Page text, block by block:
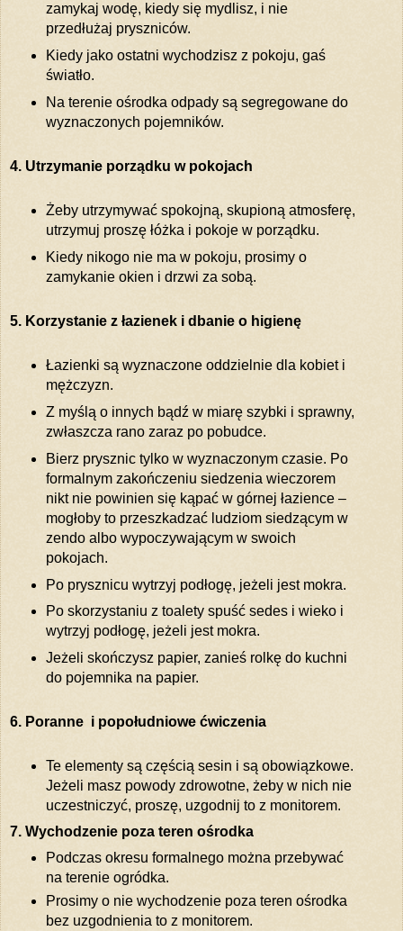
zamykaj wodę, kiedy się mydlisz, i nie
przedłużaj pryszniców.
Kiedy jako ostatni wychodzisz z pokoju, gaś
światło.
Na terenie ośrodka odpady są segregowane do
wyznaczonych pojemników.
4. Utrzymanie porządku w pokojach
Żeby utrzymywać spokojną, skupioną atmosferę,
utrzymuj proszę łóżka i pokoje w porządku.
Kiedy nikogo nie ma w pokoju, prosimy o
zamykanie okien i drzwi za sobą.
5. Korzystanie z łazienek i dbanie o higienę
Łazienki są wyznaczone oddzielnie dla kobiet i
mężczyzn.
Z myślą o innych bądź w miarę szybki i sprawny,
zwłaszcza rano zaraz po pobudce.
Bierz prysznic tylko w wyznaczonym czasie. Po
formalnym zakończeniu siedzenia wieczorem
nikt nie powinien się kąpać w górnej łazience –
mogłoby to przeszkadzać ludziom siedzącym w
zendo albo wypoczywającym w swoich
pokojach.
Po prysznicu wytrzyj podłogę, jeżeli jest mokra.
Po skorzystaniu z toalety spuść sedes i wieko i
wytrzyj podłogę, jeżeli jest mokra.
Jeżeli skończysz papier, zanieś rolkę do kuchni
do pojemnika na papier.
6. Poranne i popołudniowe ćwiczenia
Te elementy są częścią sesin i są obowiązkowe.
Jeżeli masz powody zdrowotne, żeby w nich nie
uczestniczyć, proszę, uzgodnij to z monitorem.
7. Wychodzenie poza teren ośrodka
Podczas okresu formalnego można przebywać
na terenie ogródka.
Prosimy o nie wychodzenie poza teren ośrodka
bez uzgodnienia to z monitorem.